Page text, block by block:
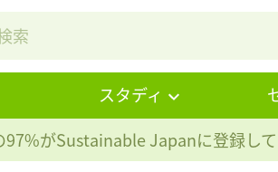
スタディ
97%がSustainable Japanに登録し